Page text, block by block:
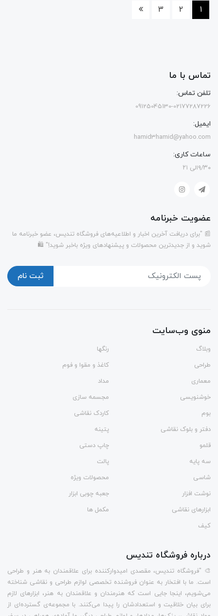
1
2
3
تماس با ما
تلفن تماس:
09125045130-02177287226
ایمیل:
hamid3hamid@yahoo.com
ساعات کاری:
۹/۳۰الی ۲۱
عضویت خبرنامه
📰 "برای دریافت آخرین اخبار و اطلاعیه‌های فروشگاه تندیس، عضو خبرنامه ما
شوید و از جدیدترین محصولات و پیشنهادهای ویژه باخبر شوید!" 🛍️
ثبت نام
منوی وب‌سایت
وبلاگ
رنگها
طراحی
کاغذ و مقوا و فوم
معماری
مداد
خوشنویسی
مجسمه سازی
بوم
کاردک نقاشی
دفتر و بلوک نقاشی
پتینه
قلمو
چاپ دستی
سه پایه
پالت
شاسی
محصولات ویژه
نوشت افزار
جعبه چوبی ابزار
ابزارهای نقاشی
مکمل ها
کیف
درباره فروشگاه تندیس
🎨 "فروشگاه تندیس، مقصدی امیدوارکننده برای علاقمندان به هنر و طراحی
است. ما با افتخار به عنوان فروشنده تخصصی لوازم طراحی و نقاشی شناخته
می‌شویم، اینجا جایی است که هنرمندان و علاقمندان به هنر، ابزارهای لازم
برای بیان خلاقیت و استعدادشان را پیدا می‌کنند. با مجموعه‌ی گسترده‌ای از